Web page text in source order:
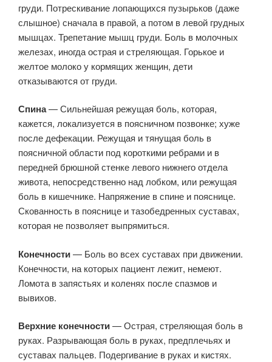
груди. Потрескивание лопающихся пузырьков (даже
слышное) сначала в правой, а потом в левой грудных
мышцах. Трепетание мышц груди. Боль в молочных
железах, иногда острая и стреляющая. Горькое и
желтое молоко у кормящих женщин, дети
отказываются от груди.
Спина— Сильнейшая режущая боль, которая,
кажется, локализуется в поясничном позвонке; хуже
после дефекации. Режущая и тянущая боль в
поясничной области под короткими ребрами и в
передней брюшной стенке левого нижнего отдела
живота, непосредственно над лобком, или режущая
боль в кишечнике. Напряжение в спине и пояснице.
Скованность в пояснице и тазобедренных суставах,
которая не позволяет выпрямиться.
Конечности— Боль во всех суставах при движении.
Конечности, на которых пациент лежит, немеют.
Ломота в запястьях и коленях после спазмов и
вывихов.
Верхние конечности— Острая, стреляющая боль в
руках. Разрывающая боль в руках, предплечьях и
суставах пальцев. Подергивание в руках и кистях.